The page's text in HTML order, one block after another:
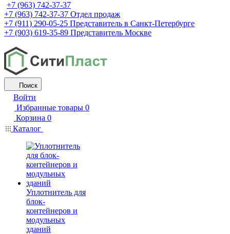
+7 (963) 742-37-37
+7 (963) 742-37-37 Отдел продаж
+7 (911) 290-05-25 Представитель в Санкт-Петербурге
+7 (903) 619-35-89 Представитель Москве
Поиск
Войти
Избранные товары 0
Корзина 0
Каталог
Уплотнитель для
блок-
контейнеров и
модульных
зданий